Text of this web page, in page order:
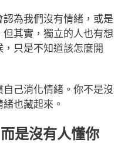
為我們沒有情緒，或是
但其實，獨立的人也有想
只是不知道該怎麼開
己消化情緒。你不是沒
也藏起來。
是沒有人懂你